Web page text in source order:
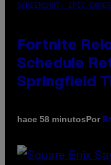
SCREENSHOT: EPIC GAMES
Fortnite
Schedule
Springfield
hace 58 minutosPor